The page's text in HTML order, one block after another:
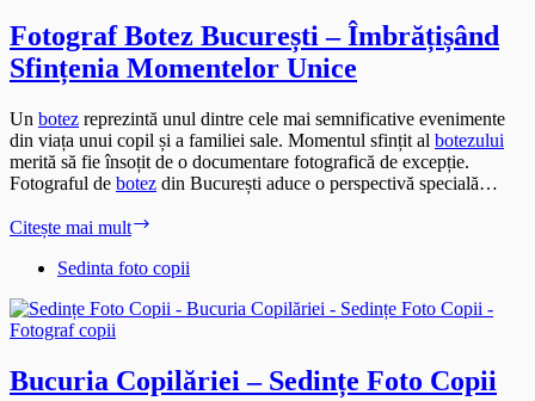
Fotograf Botez București – Îmbrățișând
Sfințenia Momentelor Unice
Un botez reprezintă unul dintre cele mai semnificative evenimente
din viața unui copil și a familiei sale. Momentul sfințit al botezului
merită să fie însoțit de o documentare fotografică de excepție.
Fotograful de botez din București aduce o perspectivă specială…
Citește mai mult
București
Îmbrățișând
Unice
Sedinta foto copii
Bucuria Copilăriei – Sedințe Foto Copii